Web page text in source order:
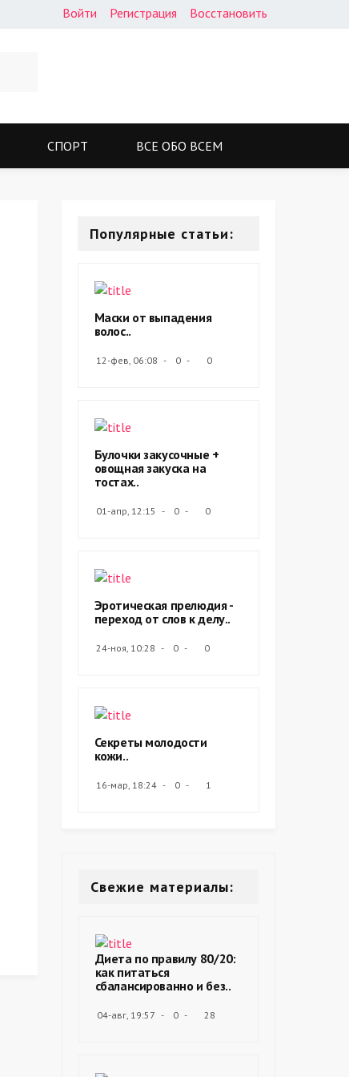
Войти Регистрация Восстановить
СПОРТ ВСЕ ОБО ВСЕМ
Популярные статьи:
Маски от выпадения
волос..
12-фев, 06:08 0 0
Булочки закусочные +
овощная закуска на
тостах..
01-апр, 12:15 0 0
Эротическая прелюдия -
переход от слов к делу..
24-ноя, 10:28 0 0
Секреты молодости
кожи..
16-мар, 18:24 0 1
Свежие материалы:
Диета по правилу 80/20:
как питаться
сбалансированно и без..
04-авг, 19:57 0 28